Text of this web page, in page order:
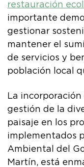
restauración
importante
gestionar
mantener el
de servicios y
población local
La
gestión de la
paisaje en los
implementados
Ambiental del
Martín, está